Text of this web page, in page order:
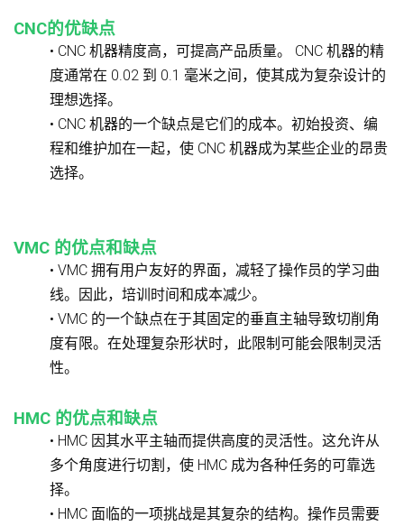
CNC的优缺点
• CNC 机器精度高，可提高产品质量。 CNC 机器的精
度通常在 0.02 到 0.1 毫米之间，使其成为复杂设计的
理想选择。
• CNC 机器的一个缺点是它们的成本。初始投资、编
程和维护加在一起，使 CNC 机器成为某些企业的昂贵
选择。
VMC 的优点和缺点
• VMC 拥有用户友好的界面，减轻了操作员的学习曲
线。因此，培训时间和成本减少。
• VMC 的一个缺点在于其固定的垂直主轴导致切削角
度有限。在处理复杂形状时，此限制可能会限制灵活
性。
HMC 的优点和缺点
• HMC 因其水平主轴而提供高度的灵活性。这允许从
多个角度进行切割，使 HMC 成为各种任务的可靠选
择。
• HMC 面临的一项挑战是其复杂的结构。操作员需要